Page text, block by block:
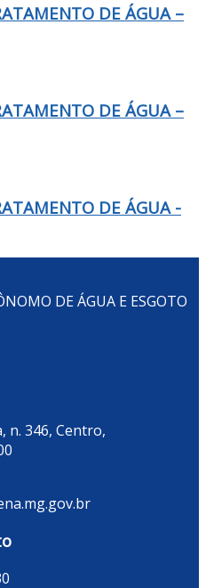
DE ÁGUA –
DE ÁGUA –
DE ÁGUA -
DE ÁGUA E ESGOTO
n. 346, Centro,